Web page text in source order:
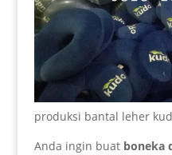
produksi bantal leher
Anda ingin buat boneka